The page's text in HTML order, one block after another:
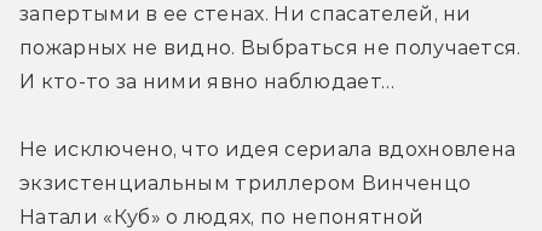
запертыми в ее стенах. Ни спасателей, ни
пожарных не видно. Выбраться не получается.
И кто-то за ними явно наблюдает…
Не исключено, что идея сериала вдохновлена
экзистенциальным триллером Винченцо
Натали «Куб» о людях, по непонятной